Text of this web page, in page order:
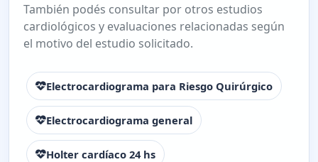
También podés consultar por otros estudios
cardiológicos y evaluaciones relacionadas según
el motivo del estudio solicitado.
Electrocardiograma para Riesgo Quirúrgico
Electrocardiograma general
Holter cardíaco 24 hs